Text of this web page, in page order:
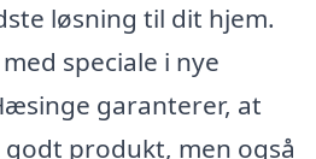
løsning til dit hjem.
speciale i nye
garanterer, at
produkt, men også